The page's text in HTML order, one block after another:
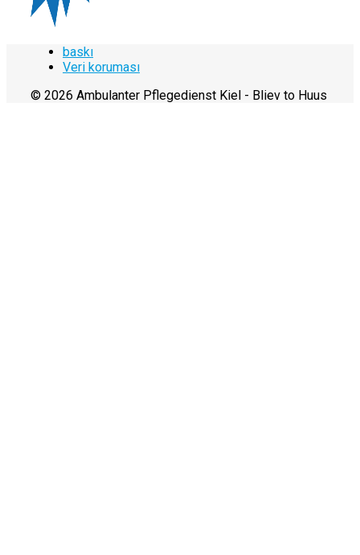
baskı
Veri koruması
© 2026 Ambulanter Pflegedienst Kiel - Bliev to Huus